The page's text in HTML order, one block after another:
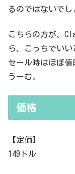
るのではないでし
こちらの方が、
ら、こっちでいい
セール時はほぼ値
うーむ。
価格
【定価】
149ドル